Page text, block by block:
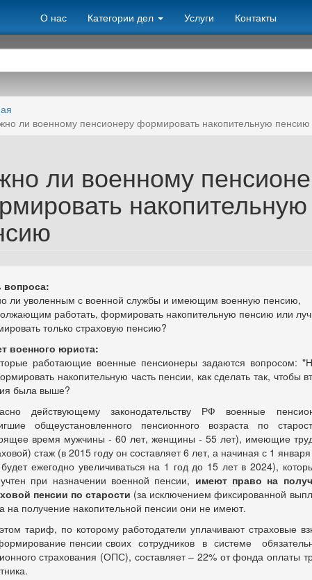
О нас Категории дел Услуги Контакты
ли военному пенсионеру формировать накопительную пенсию
ли военному
накопительную
вопроса:
ли уволенным с военной службы и имеющим военную пенсию,
работать, формировать накопительную пенсию или
только страховую пенсию?
военного юриста:
работающие военные пенсионеры задаются вопросом:
накопительную часть пенсии, как сделать так, чтобы
была выше?
действующему законодательству РФ военные
общеустановленного пенсионного возраста по
время мужчины - 60 лет, женщины - 55 лет), имеющие
стаж (в 2015 году он составляет 6 лет, а начиная с 1
будет ежегодно увеличиваться на 1 год до 15 лет в 2024),
при назначении военной пенсии, имеют право на
пенсии по старости (за исключением фиксированной
на получение накопительной пенсии они не имеют.
тариф, по которому работодатели уплачивают страховые
пенсии своих сотрудников в системе
страхования (ОПС), составляет – 22% от фонда оплаты